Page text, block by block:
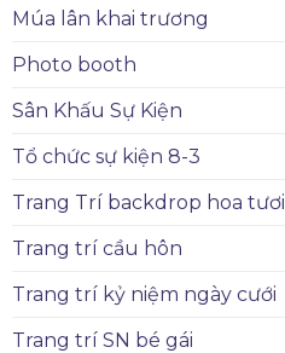
Múa lân khai trương
Photo booth
Sân Khấu Sự Kiện
Tổ chức sự kiện 8-3
Trang Trí backdrop hoa tươi
Trang trí cầu hôn
Trang trí kỷ niệm ngày cưới
Trang trí SN bé gái